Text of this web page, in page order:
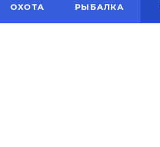
ОХОТА РЫБАЛКА